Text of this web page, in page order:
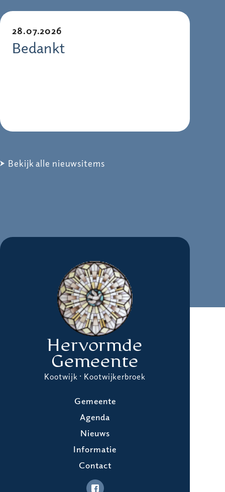
28.07.2026
Bedankt
Bekijk alle nieuwsitems
Hervormde
Gemeente
Kootwijk · Kootwijkerbroek
Gemeente
Agenda
Nieuws
Informatie
Contact